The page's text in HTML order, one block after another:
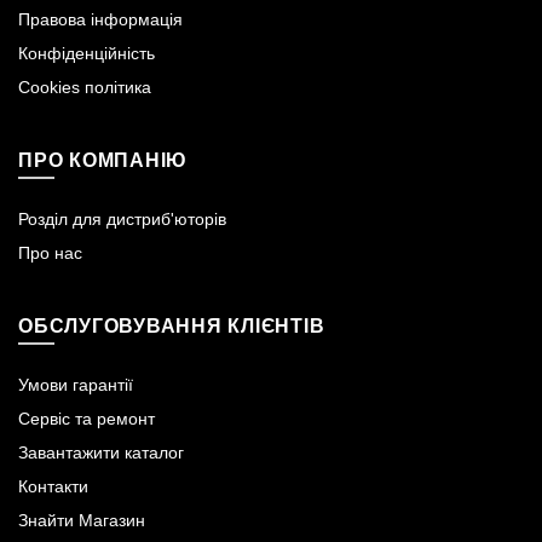
Правова інформація
Конфіденційність
Cookies політика
ПРО КОМПАНІЮ
Розділ для дистриб'юторів
Про нас
ОБСЛУГОВУВАННЯ КЛІЄНТІВ
Умови гарантії
Сервіс та ремонт
Завантажити каталог
Контакти
Знайти Магазин